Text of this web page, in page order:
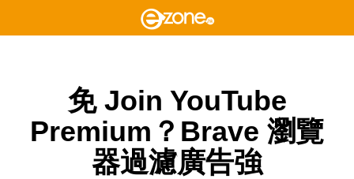
免 Join YouTube
Premium？Brave 瀏覽
器過濾廣告強